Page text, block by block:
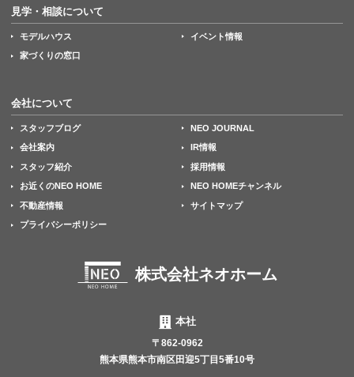
見学・相談について
モデルハウス イベント情報
家づくりの窓口
会社について
スタッフブログ NEO JOURNAL
会社案内 IR情報
スタッフ紹介 採用情報
お近くのNEO HOME NEO HOMEチャンネル
不動産情報 サイトマップ
プライバシーポリシー
株式会社ネオホーム
本社
〒862-0962
熊本県熊本市南区田迎5丁目5番10号